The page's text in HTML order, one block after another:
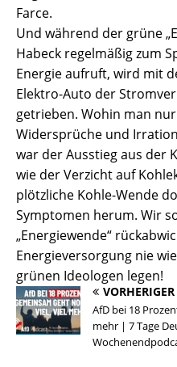
Farce.
Und während der grüne
Habeck regelmäßig zum
Energie aufruft, wird mit
Elektro-Auto der
getrieben. Wohin man
Widersprüche und
war der Ausstieg aus der
wie der Verzicht auf
plötzliche Kohle-Wende
Symptomen herum. Wir
„Energiewende“
Energieversorgung nie
grünen Ideologen legen!
VORHERIGER
AfD bei 18
mehr | 7 Tage
Wir nutzen Cookies auf unserer
essenziell, während andere uns
Erfahrung zu verbessern.
Wenn Sie unter 16 Jahre alt sind
Diensten geben möchten,
um Erlaubnis bitten.
Wir verwenden Cookies und